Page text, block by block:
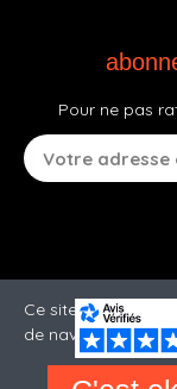
Pour ne pas
Ce site utilise des
de navigation